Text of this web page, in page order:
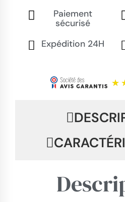
Paiement
sécurisé
Expédition 24H